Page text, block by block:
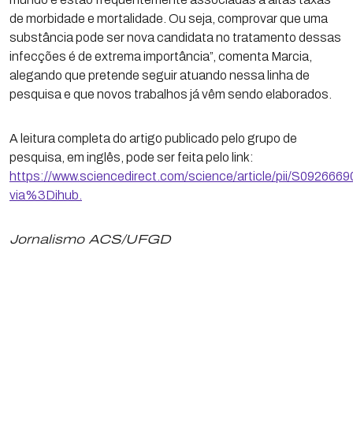
de morbidade e mortalidade. Ou seja, comprovar que uma
substância pode ser nova candidata no tratamento dessas
infecções é de extrema importância”, comenta Marcia,
alegando que pretende seguir atuando nessa linha de
pesquisa e que novos trabalhos já vêm sendo elaborados.
A leitura completa do artigo publicado pelo grupo de
pesquisa, em inglês, pode ser feita pelo link:
https://www.sciencedirect.com/science/article/pii/
via%3Dihub.
Jornalismo ACS/UFGD